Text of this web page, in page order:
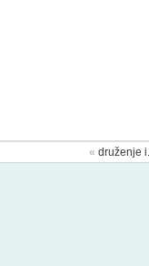
« druženje